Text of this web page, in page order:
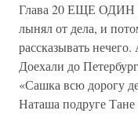
Глава 20 ЕЩЕ ОДИН
лынял от дела, и
рассказывать
Доехали до
«Сашка всю дорогу
Наташа подруге Тане